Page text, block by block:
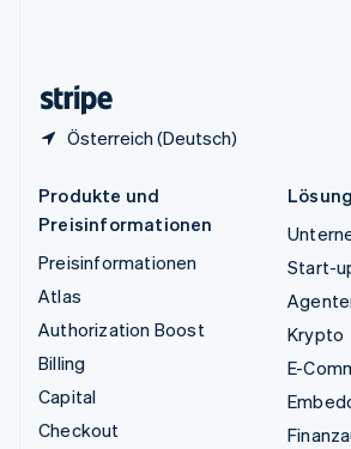
Österreich (Deutsch)
Produkte und
Preisinformationen
Preisinformationen
Atlas
Authorization Boost
Billing
Capital
Checkout
Start-
Krypto
E-